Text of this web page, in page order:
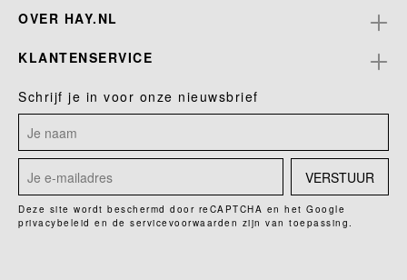
OVER HAY.NL
KLANTENSERVICE
Schrijf je in voor onze nieuwsbrief
VERSTUUR
Deze site wordt beschermd door reCAPTCHA en het Google
privacybeleid en de servicevoorwaarden zijn van toepassing.